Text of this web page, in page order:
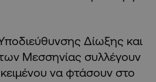
Δίωξης και
Μεσσηνίας συλλέγουν
να φτάσουν στο